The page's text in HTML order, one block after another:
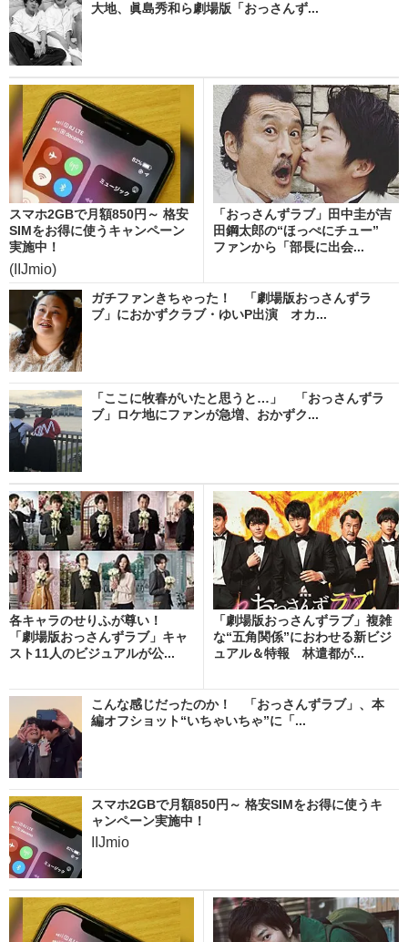
大地、眞島秀和ら劇場版「おっさんず...
スマホ2GBで月額850円～ 格安
SIMをお得に使うキャンペーン
実施中！
(IIJmio)
「おっさんずラブ」田中圭が吉
田鋼太郎の“ほっぺにチュー”
ファンから「部長に出会...
ガチファンきちゃった！ 「劇場版おっさんずラ
ブ」におかずクラブ・ゆいP出演 オカ...
「ここに牧春がいたと思うと…」 「おっさんずラ
ブ」ロケ地にファンが急増、おかずク...
各キャラのせりふが尊い！
「劇場版おっさんずラブ」キャ
スト11人のビジュアルが公...
「劇場版おっさんずラブ」複雑
な“五角関係”におわせる新ビジ
ュアル＆特報 林遣都が...
こんな感じだったのか！ 「おっさんずラブ」、本
編オフショット“いちゃいちゃ”に「...
スマホ2GBで月額850円～ 格安SIMをお得に使うキ
ャンペーン実施中！
IIJmio